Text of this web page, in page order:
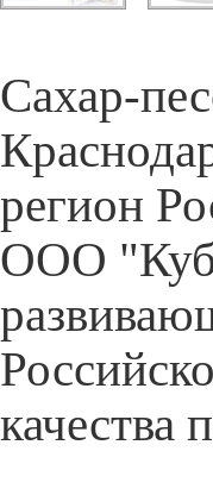
Cахар-
регион
ООО
качества